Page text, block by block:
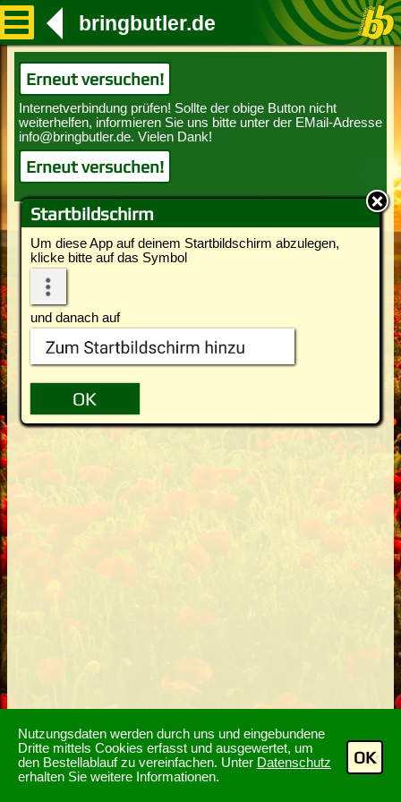
Nutzungsdaten werden durch uns und eingebundene
Dritte mittels Cookies erfasst und ausgewertet, um
den Bestellablauf zu vereinfachen. Unter Datenschutz
erhalten Sie weitere Informationen.
OK
Startbildschirm
Um diese App auf deinem Startbildschirm abzulegen,
klicke bitte auf das Symbol
und danach auf
bringbutler.de
Erneut versuchen!
Erneut versuchen!